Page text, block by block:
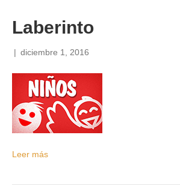
Laberinto
| diciembre 1, 2016
Leer más